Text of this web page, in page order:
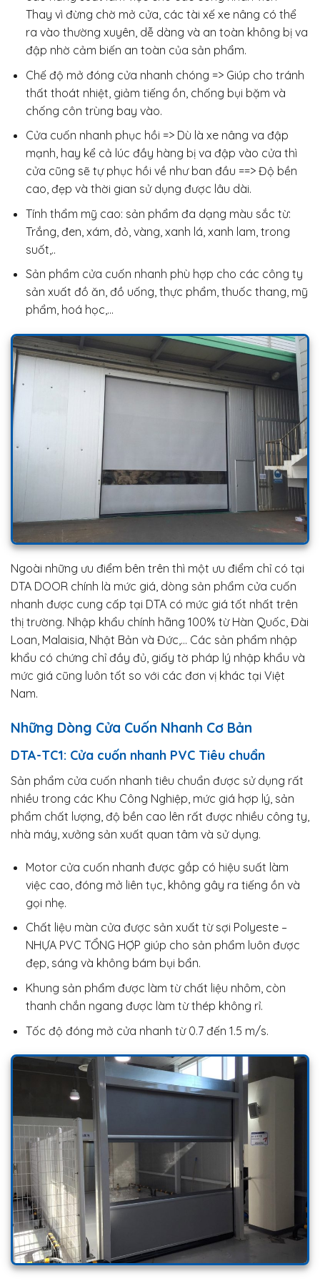
Thay vì đừng chờ mở cửa, các tài xế xe nâng có thể
ra vào thường xuyên, dễ dàng và an toàn không bị va
đập nhờ cảm biến an toàn của sản phẩm.
Chế độ mở đóng cửa nhanh chóng => Giúp cho tránh
thất thoát nhiệt, giảm tiếng ồn, chống bụi bặm và
chống côn trùng bay vào.
Cửa cuốn nhanh phục hồi => Dù là xe nâng va đập
mạnh, hay kể cả lúc đầy hàng bị va đập vào cửa thì
cửa cũng sẽ tự phục hồi về như ban đầu ==> Độ bền
cao, đẹp và thời gian sử dụng được lâu dài.
Tính thẩm mỹ cao: sản phẩm đa dạng màu sắc từ:
Trắng, đen, xám, đỏ, vàng, xanh lá, xanh lam, trong
suốt,..
Sản phẩm cửa cuốn nhanh phù hợp cho các công ty
sản xuất đồ ăn, đồ uống, thực phẩm, thuốc thang, mỹ
phẩm, hoá học,…
Ngoài những ưu điểm bên trên thì một ưu điểm chỉ có tại
DTA DOOR chính là mức giá, dòng sản phẩm cửa cuốn
nhanh được cung cấp tại DTA có mức giá tốt nhất trên
thị trường. Nhập khẩu chính hãng 100% từ Hàn Quốc, Đài
Loan, Malaisia, Nhật Bản và Đức,… Các sản phẩm nhập
khẩu có chứng chỉ đầy đủ, giấy tờ pháp lý nhập khẩu và
mức giá cũng luôn tốt so với các đơn vị khác tại Việt
Nam.
Những Dòng Cửa Cuốn Nhanh Cơ Bản
DTA-TC1: Cửa cuốn nhanh PVC Tiêu chuẩn
Sản phẩm cửa cuốn nhanh tiêu chuẩn được sử dụng rất
nhiều trong các Khu Công Nghiệp, mức giá hợp lý, sản
phẩm chất lượng, độ bền cao lên rất được nhiều công ty,
nhà máy, xưởng sản xuất quan tâm và sử dụng.
Motor cửa cuốn nhanh được gắp có hiệu suất làm
việc cao, đóng mở liên tục, không gây ra tiếng ồn và
gọi nhẹ.
Chất liệu màn cửa được sản xuất từ sợi Polyeste –
NHỰA PVC TỔNG HỢP giúp cho sản phẩm luôn được
đẹp, sáng và không bám bụi bẩn.
Khung sản phẩm được làm từ chất liệu nhôm, còn
thanh chắn ngang được làm từ thép không rỉ.
Tốc độ đóng mở cửa nhanh từ 0.7 đến 1.5 m/s.